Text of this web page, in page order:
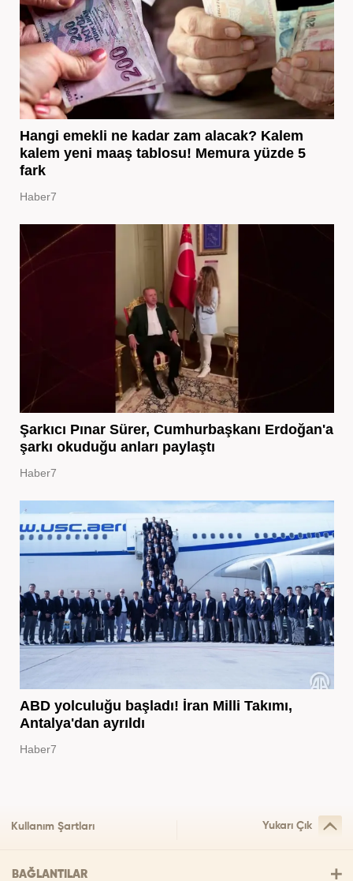
Hangi emekli ne kadar zam alacak? Kalem
kalem yeni maaş tablosu! Memura yüzde 5
fark
Haber7
Şarkıcı Pınar Sürer, Cumhurbaşkanı Erdoğan'a
şarkı okuduğu anları paylaştı
Haber7
ABD yolculuğu başladı! İran Milli Takımı,
Antalya'dan ayrıldı
Haber7
Kullanım Şartları Yukarı Çık
BAĞLANTILAR